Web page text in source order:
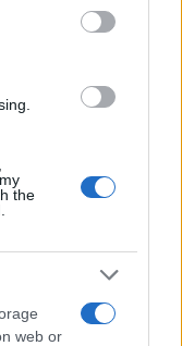
the
web or